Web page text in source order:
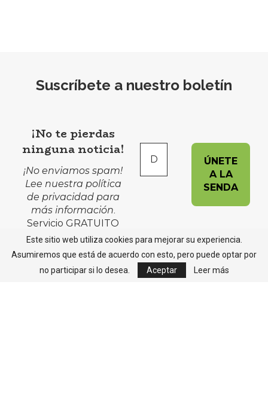
Suscríbete a nuestro boletín
¡No te pierdas
ninguna noticia!
¡No enviamos spam!
Lee nuestra política
de privacidadpara
más información.
Servicio GRATUITO
Este sitio web utiliza cookies para mejorar su experiencia.
Asumiremos que está de acuerdo con esto, pero puede optar por
no participar si lo desea.
Aceptar Leer más